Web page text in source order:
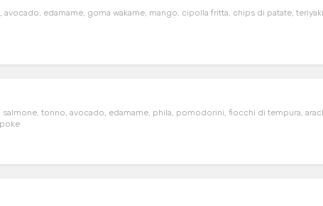
avocado, edamame, goma wakame, mango, cipolla fritta, chips di patate,
salmone, tonno, avocado, edamame, phila, pomodorini, fiocchi di tempura,